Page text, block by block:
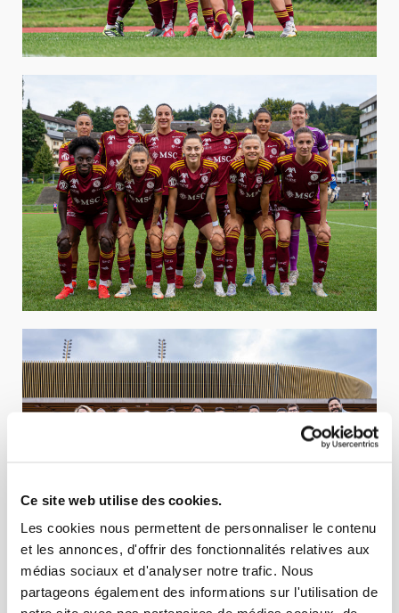
Ce site web utilise des cookies.
Les cookies nous permettent de personnaliser le contenu
et les annonces, d'offrir des fonctionnalités relatives aux
médias sociaux et d'analyser notre trafic. Nous
partageons également des informations sur l'utilisation de